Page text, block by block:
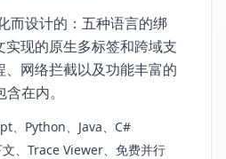
而设计的：五种语言的绑
现的原生多标签和跨域支
网络拦截以及功能丰富的
在内。
、Python、Java、C#
、Trace Viewer、免费并行